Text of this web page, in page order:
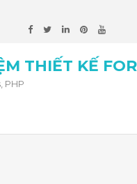
THIẾT KẾ
PHP